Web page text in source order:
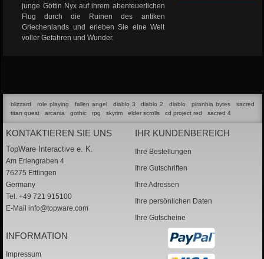
junge Göttin Nyx auf ihrem abenteuerlichen
Flug durch die Ruinen des antiken
Griechenlands und erleben Sie eine Welt
voller Gefahren und Wunder.
blizzard role playing fallen angel diablo 3 diablo 2 diablo piranhia bytes
sacred
titan quest
arcania gothic rpg skyrim elder scrolls cd project red sacred 4
KONTAKTIEREN SIE UNS
TopWare Interactive e. K.
Am Erlengraben 4
76275 Ettlingen
Germany
Tel. +49 721 915100
E-Mail info@topware.com
IHR KUNDENBEREICH
Ihre Bestellungen
Ihre Gutschriften
Ihre Adressen
Ihre persönlichen Daten
Ihre Gutscheine
INFORMATION
Impressum